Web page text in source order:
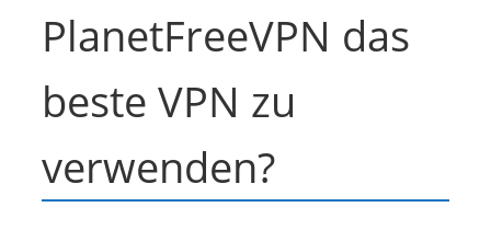
PlanetFreeVPN das
beste VPN zu
verwenden?